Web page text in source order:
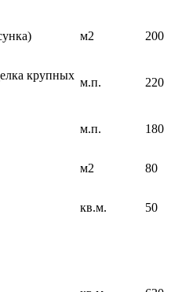
м2 200
крупных
м.п. 220
м.п. 180
м2 80
кв.м. 50